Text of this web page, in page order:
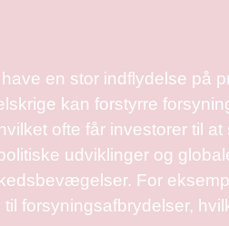
en stor indflydelse på
kan forstyrre
ofte får investorer til
udviklinger og
For
forsyningsafbrydelser,